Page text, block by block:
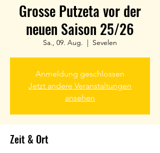
Grosse Putzeta vor der
neuen Saison 25/26
Sa., 09. Aug.
  |
Sevelen
Anmeldung geschlossen
Jetzt andere Veranstaltungen
ansehen
Zeit & Ort